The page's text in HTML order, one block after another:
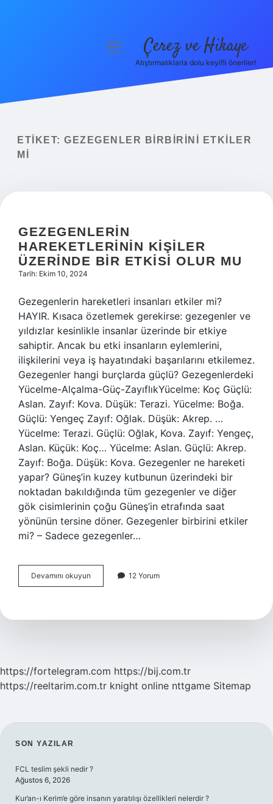
Yasal Uyarı
menüyü Çerez ve Hikaye
Atıştırmalıklarla dolu keyifli öneriler!
ETIKET: GEZEGENLER BIRBIRINI ETKILER
MI
GEZEGENLERIN
HAREKETLERININ KIŞILER
ÜZERINDE BIR ETKISI OLUR MU
Tarih: Ekim 10, 2024
Gezegenlerin hareketleri insanları etkiler mi?
HAYIR. Kısaca özetlemek gerekirse: gezegenler ve
yıldızlar kesinlikle insanlar üzerinde bir etkiye
sahiptir. Ancak bu etki insanların eylemlerini,
ilişkilerini veya iş hayatındaki başarılarını etkilemez.
Gezegenler hangi burçlarda güçlü? Gezegenlerdeki
Yücelme-Alçalma-Güç-ZayıflıkYücelme: Koç Güçlü:
Aslan. Zayıf: Kova. Düşük: Terazi. Yücelme: Boğa.
Güçlü: Yengeç Zayıf: Oğlak. Düşük: Akrep. …
Yücelme: Terazi. Güçlü: Oğlak, Kova. Zayıf: Yengeç,
Aslan. Küçük: Koç… Yücelme: Aslan. Güçlü: Akrep.
Zayıf: Boğa. Düşük: Kova. Gezegenler ne hareketi
yapar? Güneş’in kuzey kutbunun üzerindeki bir
noktadan bakıldığında tüm gezegenler ve diğer
gök cisimlerinin çoğu Güneş’in etrafında saat
yönünün tersine döner. Gezegenler birbirini etkiler
mi? – Sadece gezegenler…
Devamını okuyun Gezegenlerin
Hareketlerinin
Bir
12 Yorum
https://fortelegram.com https://bij.com.tr
https://reeltarim.com.tr knight online nttgame Sitemap
SIDEBAR
SON YAZILAR
FCL teslim şekli nedir ?
Ağustos 6, 2026
Kur’an-ı Kerim’e göre insanın yaratılışı özellikleri nelerdir ?